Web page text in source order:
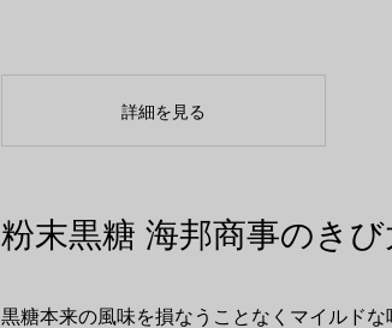
詳細を見る
粉末黒糖 海邦商事のきび
黒糖本来の風味を損なうことなくマイルドな